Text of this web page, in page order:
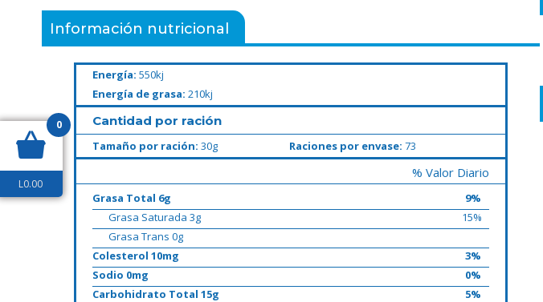
Información nutricional
Energía: 550kj
Energía de grasa: 210kj
Cantidad por ración
Tamaño por ración: 30g Raciones por envase: 73
% Valor Diario
Grasa Total 6g
9%
Grasa Saturada 3g
15%
Grasa Trans 0g
Colesterol 10mg
3%
Sodio 0mg
0%
Carbohidrato Total 15g
5%
0
L0.00